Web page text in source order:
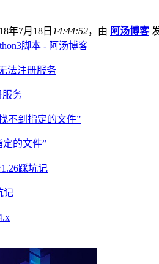
年7月18日 14:44:52，由 阿汤博客
脚本 - 阿汤博客
服务
定的文件”
记